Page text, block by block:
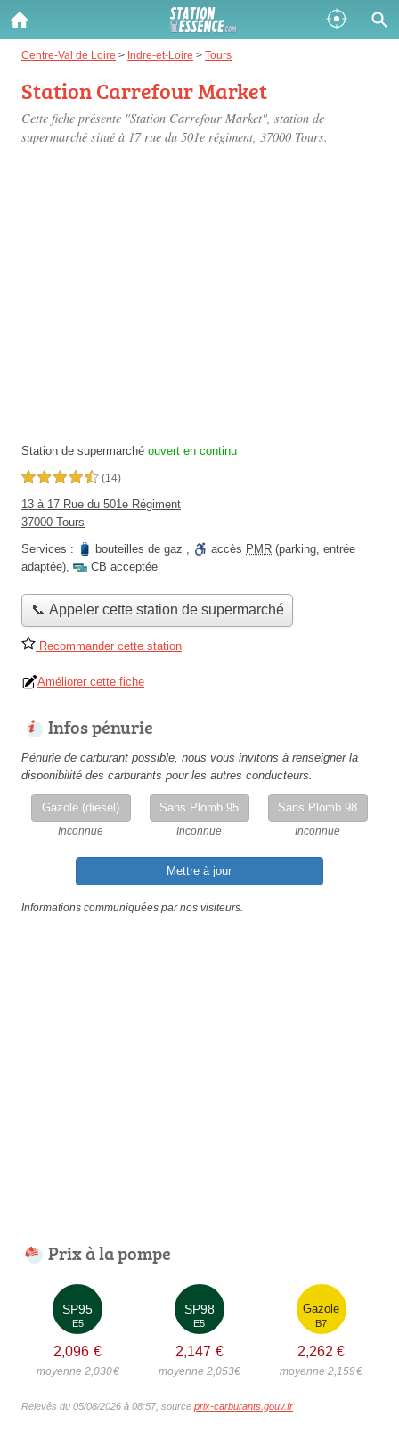
Centre-Val de Loire > Indre-et-Loire > Tours
Station Carrefour Market
Cette fiche présente "Station Carrefour Market", station de
supermarché situé à 17 rue du 501e régiment, 37000 Tours.
Station de supermarché ouvert en continu
4,5 étoiles sur 5 (14)
13 à 17 Rue du 501e Régiment
37000 Tours
Services :
bouteilles de gaz , accès PMR (parking, entrée
adaptée), CB acceptée
📞 Appeler cette station de supermarché
Recommander cette station
Améliorer cette fiche
Infos pénurie
Pénurie de carburant possible, nous vous invitons à renseigner la
disponibilité des carburants pour les autres conducteurs.
Gazole (diesel)
Inconnue
Sans Plomb 95
Inconnue
Sans Plomb 98
Inconnue
Mettre à jour
Informations communiquées par nos visiteurs.
Prix à la pompe
SP95
E5
2,096 €
moyenne 2,030€
SP98
E5
2,147 €
moyenne 2,053€
Gazole
B7
2,262 €
moyenne 2,159€
Relevés du 05/08/2026 à 08:57, source prix-carburants.gouv.fr
Gazole :
Disponible Épuisé
SP 98 :